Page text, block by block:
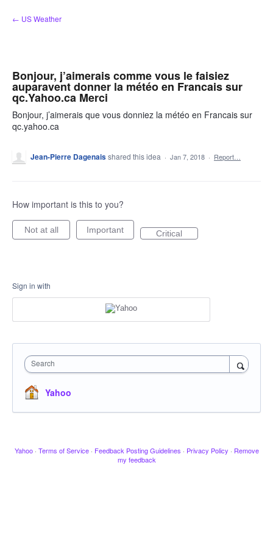
Skip
to
← US Weather
Bonjour, j’aimerais comme vous le faisiez
auparavent donner la météo en Francais sur
qc.Yahoo.ca Merci
Bonjour, j’aimerais que vous donniez la météo en Francais sur
qc.yahoo.ca
Jean-Pierre Dagenaisshared this idea · Jan 7, 2018 · Report…
How important is this to you?
Not at all Important Critical
Sign in with
Search
Yahoo
Yahoo · Terms of Service · Feedback Posting Guidelines · Privacy Policy · Remove
my feedback